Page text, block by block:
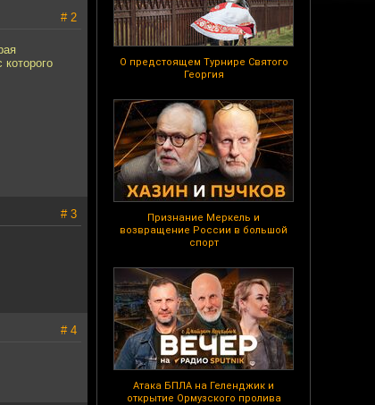
О предстоящем Турнире Святого
Георгия
Признание Меркель и
возвращение России в большой
спорт
Атака БПЛА на Геленджик и
открытие Ормузского пролива
# 2
# 3
# 4